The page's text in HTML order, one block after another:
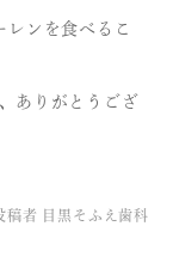
ンを食べるこ
ありがとうござ
稿者 目黒そふえ歯科